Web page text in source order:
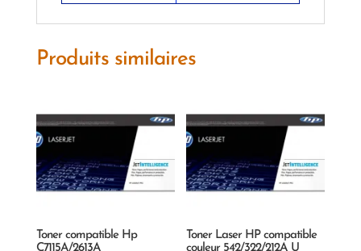
Produits similaires
Toner compatible Hp
C7115A/2613A
Toner Laser HP compatible
couleur 542/322/212A U